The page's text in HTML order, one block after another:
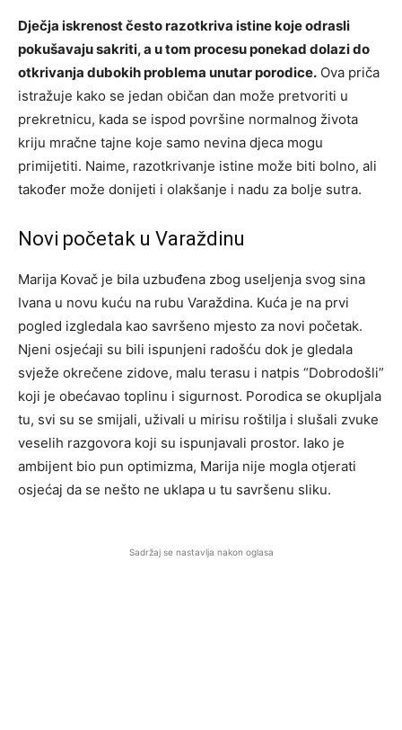
Dječja iskrenost često razotkriva istine koje odrasli
pokušavaju sakriti, a u tom procesu ponekad dolazi do
otkrivanja dubokih problema unutar porodice. Ova priča
istražuje kako se jedan običan dan može pretvoriti u
prekretnicu, kada se ispod površine normalnog života
kriju mračne tajne koje samo nevina djeca mogu
primijetiti. Naime, razotkrivanje istine može biti bolno, ali
također može donijeti i olakšanje i nadu za bolje sutra.
Novi početak u Varaždinu
Marija Kovač je bila uzbuđena zbog useljenja svog sina
Ivana u novu kuću na rubu Varaždina. Kuća je na prvi
pogled izgledala kao savršeno mjesto za novi početak.
Njeni osjećaji su bili ispunjeni radošću dok je gledala
svježe okrečene zidove, malu terasu i natpis “Dobrodošli”
koji je obećavao toplinu i sigurnost. Porodica se okupljala
tu, svi su se smijali, uživali u mirisu roštilja i slušali zvuke
veselih razgovora koji su ispunjavali prostor. Iako je
ambijent bio pun optimizma, Marija nije mogla otjerati
osjećaj da se nešto ne uklapa u tu savršenu sliku.
Sadržaj se nastavlja nakon oglasa